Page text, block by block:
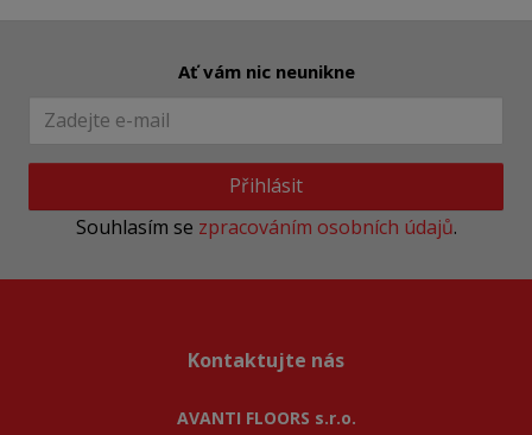
Ať vám nic neunikne
Přihlásit
Souhlasím se zpracováním osobních údajů.
Kontaktujte nás
AVANTI FLOORS s.r.o.